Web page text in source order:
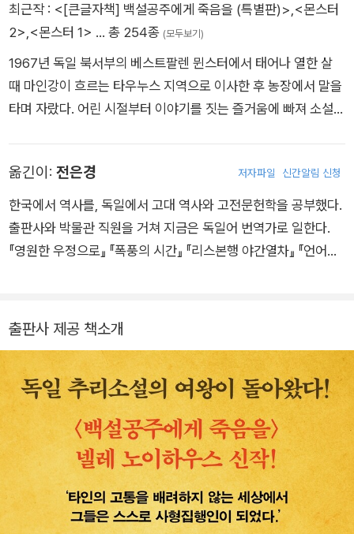
최근작 : <[큰글자책] 백설공주에게 죽음을 (특별판)>,<몬스터
2>,<몬스터 1> … 총 254종 (모두보기)
1967년 독일 북서부의 베스트팔렌 뮌스터에서 태어나 열한 살
때 마인강이 흐르는 타우누스 지역으로 이사한 후 농장에서 말을
타며 자랐다. 어린 시절부터 이야기를 짓는 즐거움에 빠져 소설과
회사에 들어가 일하면서도, 또 결혼한 후에도 줄곧 작가의 꿈을
놓지 않고 수많은 출판사에 투고하다가, 2005년 자비로 소설을
출간해 집 마당에 쌓아놓고 팔기 시작했다. 조금씩 출간 부수를
늘리면서 직접 책들을 나르고 아마존 주문분을 우체국에 가서 부
일 미스터리 소설계에도 기념비적인 작품이 된 이 소설은 발간 사
흘 만에 베스트셀러 순위에 올라 무려 32주 동안 1위를 지킨다.
또한 독일에서만 350만 부 이상 판매되고 30여 개 국가에서 번
역 출간되어 총 1,000만 부 이상 팔리면서 전 세계에 넬레 노이하
우스 열풍을 일으켰다. 무명의 작가가 명실상부한 독일 미스터리
의 여왕으로 등극하는 순간이었다. 대표작 ‘타우누스 시리즈’는
부드러운 카리스마의 수사반장 올리버 폰 보덴슈타인과 뛰어난
직관력의 형사 피아 산더라는 환상의 콤비를 중심으로 타우누스
지역 강력11반의 개성 넘치는 인물들이 살인사건을 풀어가는 내
옮긴이: 전은경 저자파일 신간알림 신청
한국에서 역사를, 독일에서 고대 역사와 고전문헌학을 공부했다.
출판사와 박물관 직원을 거쳐 지금은 독일어 번역가로 일한다.
『영원한 우정으로』 『폭풍의 시간』 『리스본행 야간열차』 『언어의
출판사 제공 책소개